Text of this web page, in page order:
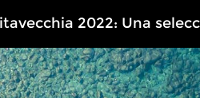
2022: Una